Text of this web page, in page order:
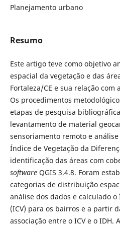
Planejamento urbano
Resumo
Este artigo teve como objetivo
espacial da vegetação e das
Fortaleza/CE e sua relação com
Os procedimentos
etapas de pesquisa
levantamento de material
sensoriamento remoto e
Índice de Vegetação da
identificação das áreas com
softwareQGIS 3.4.8. Foram
categorias de distribuição
análise dos dados e calculado
(ICV) para os bairros e a partir
associação entre o ICV e o